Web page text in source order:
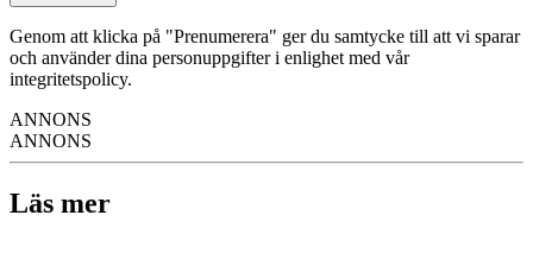
Genom att klicka på "Prenumerera" ger du samtycke till att vi sparar
och använder dina personuppgifter i enlighet med vår
integritetspolicy.
ANNONS
ANNONS
Läs mer